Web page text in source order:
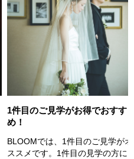
1件目のご見学がお得でおすす
め！
BLOOMでは、1件目のご見学がオ
ススメです。1件目の見学の方に